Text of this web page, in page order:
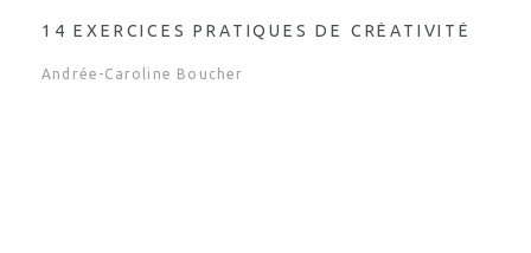
14 EXERCICES PRATIQUES DE CRÉATIVITÉ
Andrée-Caroline Boucher